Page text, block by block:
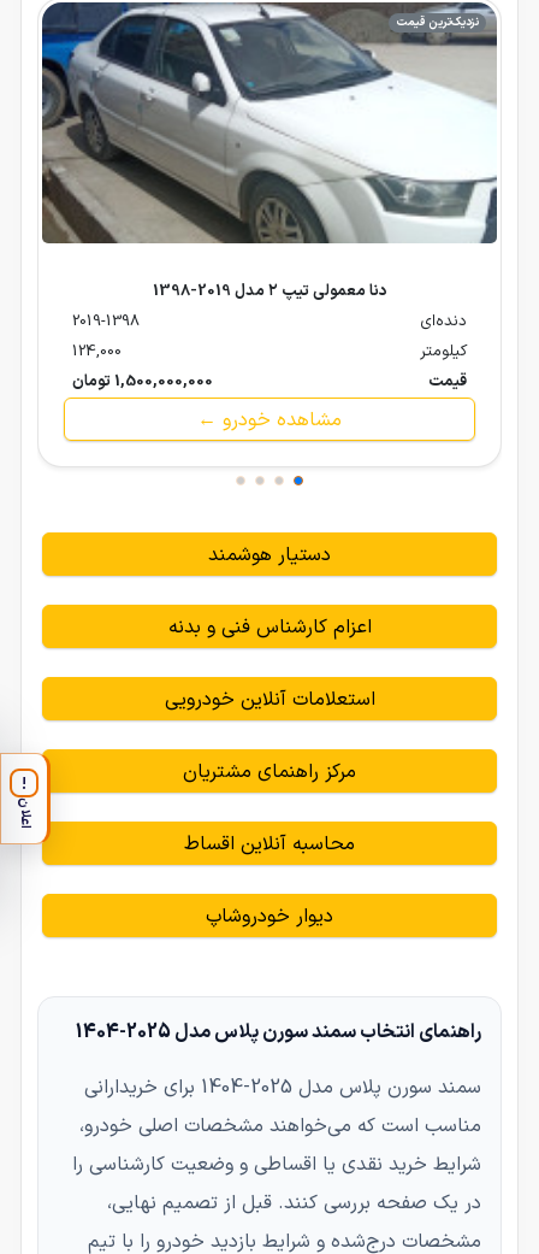
نزدیک‌ترین قیمت
دنا معمولی تیپ ۲ مدل 2019-1398
دنده‌ای
2019-1398
کیلومتر
124,000
قیمت
1,500,000,000 تومان
مشاهده خودرو ←
دستیار هوشمند
اعزام کارشناس فنی و بدنه
استعلامات آنلاین خودرویی
مرکز راهنمای مشتریان
محاسبه آنلاین اقساط
دیوار خودروشاپ
راهنمای انتخاب سمند سورن پلاس مدل 2025-1404
سمند سورن پلاس مدل 2025-1404 برای خریدارانی
مناسب است که می‌خواهند مشخصات اصلی خودرو،
شرایط خرید نقدی یا اقساطی و وضعیت کارشناسی را
در یک صفحه بررسی کنند. قبل از تصمیم نهایی،
مشخصات درج‌شده و شرایط بازدید خودرو را با تیم
!
اعلان